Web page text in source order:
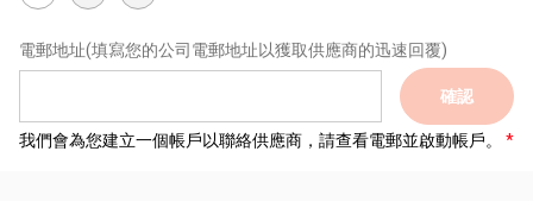
電郵地址(填寫您的公司電郵地址以獲取供應商的迅速回覆)
確認
我們會為您建立一個帳戶以聯絡供應商，請查看電郵並啟動帳戶。